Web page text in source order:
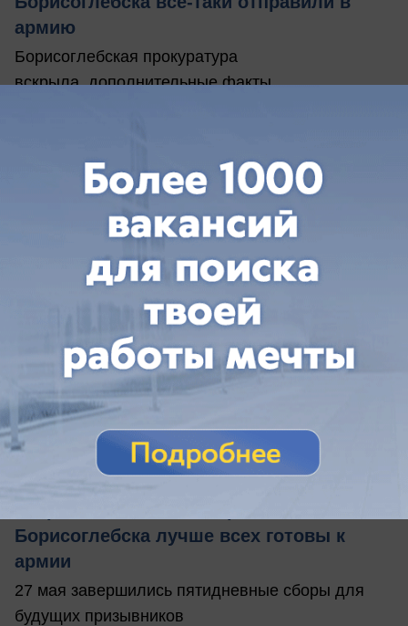
армию
Борисоглебская прокуратура
вскрыла дополнительные факты
20.07.2016
Борисоглебска лучше всех готовы к
армии
27 мая завершились пятидневные сборы для
будущих призывников